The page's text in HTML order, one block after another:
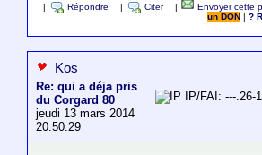
Répondre Citer Envoyer cette
un DON
|?
Kos
Re: qui a déja pris
du Corgard 80
jeudi 13 mars 2014
20:50:29
IP/FAI: ---.26-